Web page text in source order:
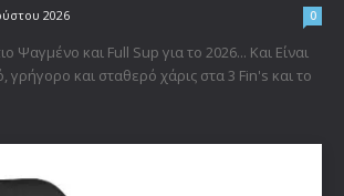
2026 0
Ψαγμένο και Full Sup για το 2026... Και Είναι
γρήγορο και σταθερό χάρις στα 3 Fin's και το